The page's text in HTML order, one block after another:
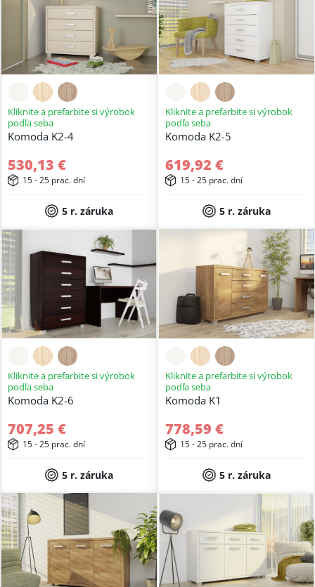
Kliknite a prefarbite si výrobok
podľa seba
Komoda K2-4
530,13 €
15 - 25 prac. dní
5 r. záruka
Kliknite a prefarbite si výrobok
podľa seba
Komoda K2-5
619,92 €
15 - 25 prac. dní
5 r. záruka
Kliknite a prefarbite si výrobok
podľa seba
Komoda K2-6
707,25 €
15 - 25 prac. dní
5 r. záruka
Kliknite a prefarbite si výrobok
podľa seba
Komoda K1
778,59 €
15 - 25 prac. dní
5 r. záruka